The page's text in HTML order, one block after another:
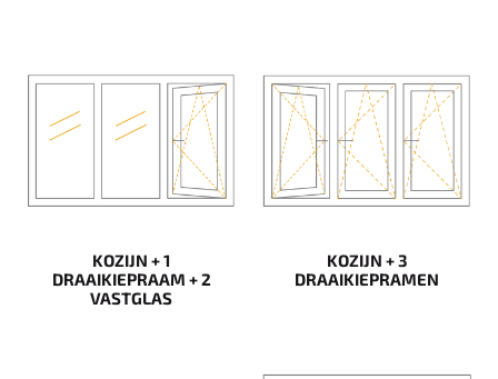
KOZIJN + 1
DRAAIKIEPRAAM + 2
VASTGLAS
KOZIJN + 3
DRAAIKIEPRAMEN